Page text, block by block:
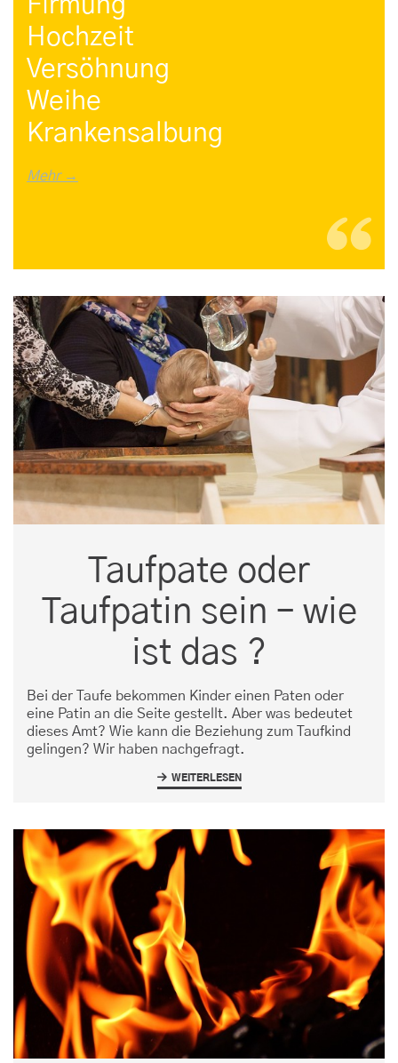
Hochzeit
Versöhnung
Weihe
Krankensalbung
Mehr →
Taufpate oder
Taufpatin sein – wie
ist das ?
Bei der Taufe bekommen Kinder einen Paten oder
eine Patin an die Seite gestellt. Aber was bedeutet
dieses Amt? Wie kann die Beziehung zum Taufkind
gelingen? Wir haben nachgefragt.
WEITERLESEN